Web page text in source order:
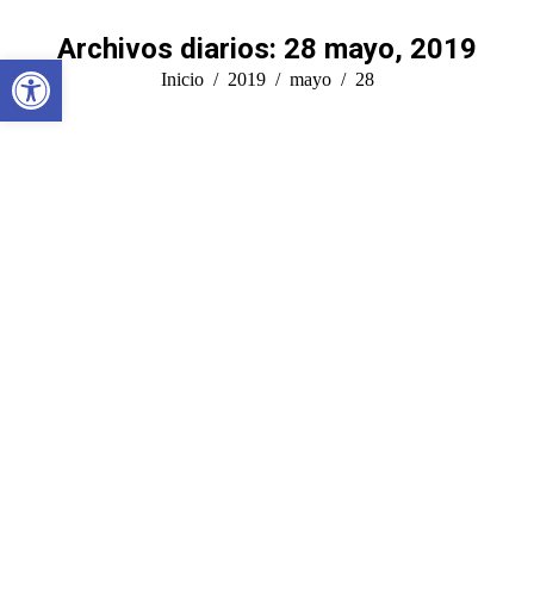
Archivos diarios: 28 mayo, 2019
Estás aquí:
Inicio 2019 mayo 28
Abrir barra de herramientas